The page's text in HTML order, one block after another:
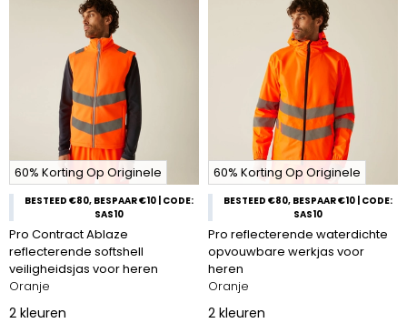
60% Korting Op Originele
BESTEED €80, BESPAAR €10 | CODE:
SAS10
Pro Contract Ablaze
reflecterende softshell
veiligheidsjas voor heren
Oranje
2 kleuren
60% Korting Op Originele
BESTEED €80, BESPAAR €10 | CODE:
SAS10
Pro reflecterende waterdichte
opvouwbare werkjas voor
heren
Oranje
2 kleuren